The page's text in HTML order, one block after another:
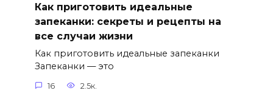
Как приготовить идеальные
запеканки: секреты и рецепты на
все случаи жизни
Как приготовить идеальные запеканки
Запеканки — это
16 2.5к.